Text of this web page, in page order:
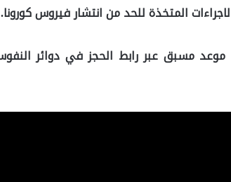
المتخذة للحد من انتشار فيروس كورونا.